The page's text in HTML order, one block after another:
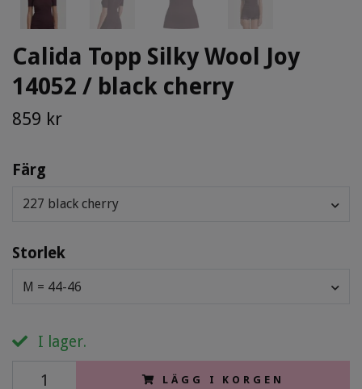
Calida Topp Silky Wool Joy
14052 / black cherry
859 kr
Färg
227 black cherry
Storlek
M = 44-46
I lager.
LÄGG I KORGEN